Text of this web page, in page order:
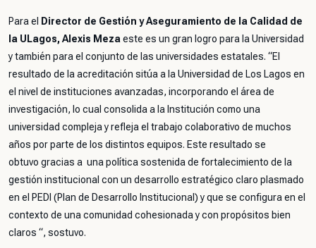
Para el
Director de Gestión y Aseguramiento de la Calidad de
la ULagos, Alexis Meza este es un gran logro para la Universidad
y también para el conjunto de las universidades estatales. “El
resultado de la acreditación sitúa a la Universidad de Los Lagos en
el nivel de instituciones avanzadas, incorporando el área de
investigación, lo cual consolida a la Institución como una
universidad compleja y refleja el trabajo colaborativo de muchos
años por parte de los distintos equipos. Este resultado se
obtuvo gracias a una política sostenida de fortalecimiento de la
gestión institucional con un desarrollo estratégico claro plasmado
en el PEDI (Plan de Desarrollo Institucional) y que se configura en el
contexto de una comunidad cohesionada y con propósitos bien
claros “, sostuvo.